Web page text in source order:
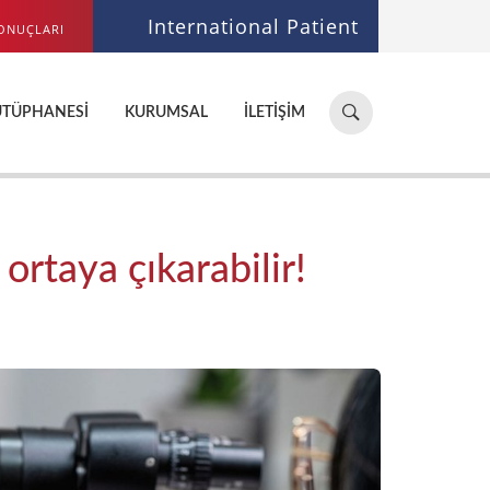
International Patient
Hastane,
doktor,
ara...
KURUMSAL İLETIŞIM
ortaya çıkarabilir!